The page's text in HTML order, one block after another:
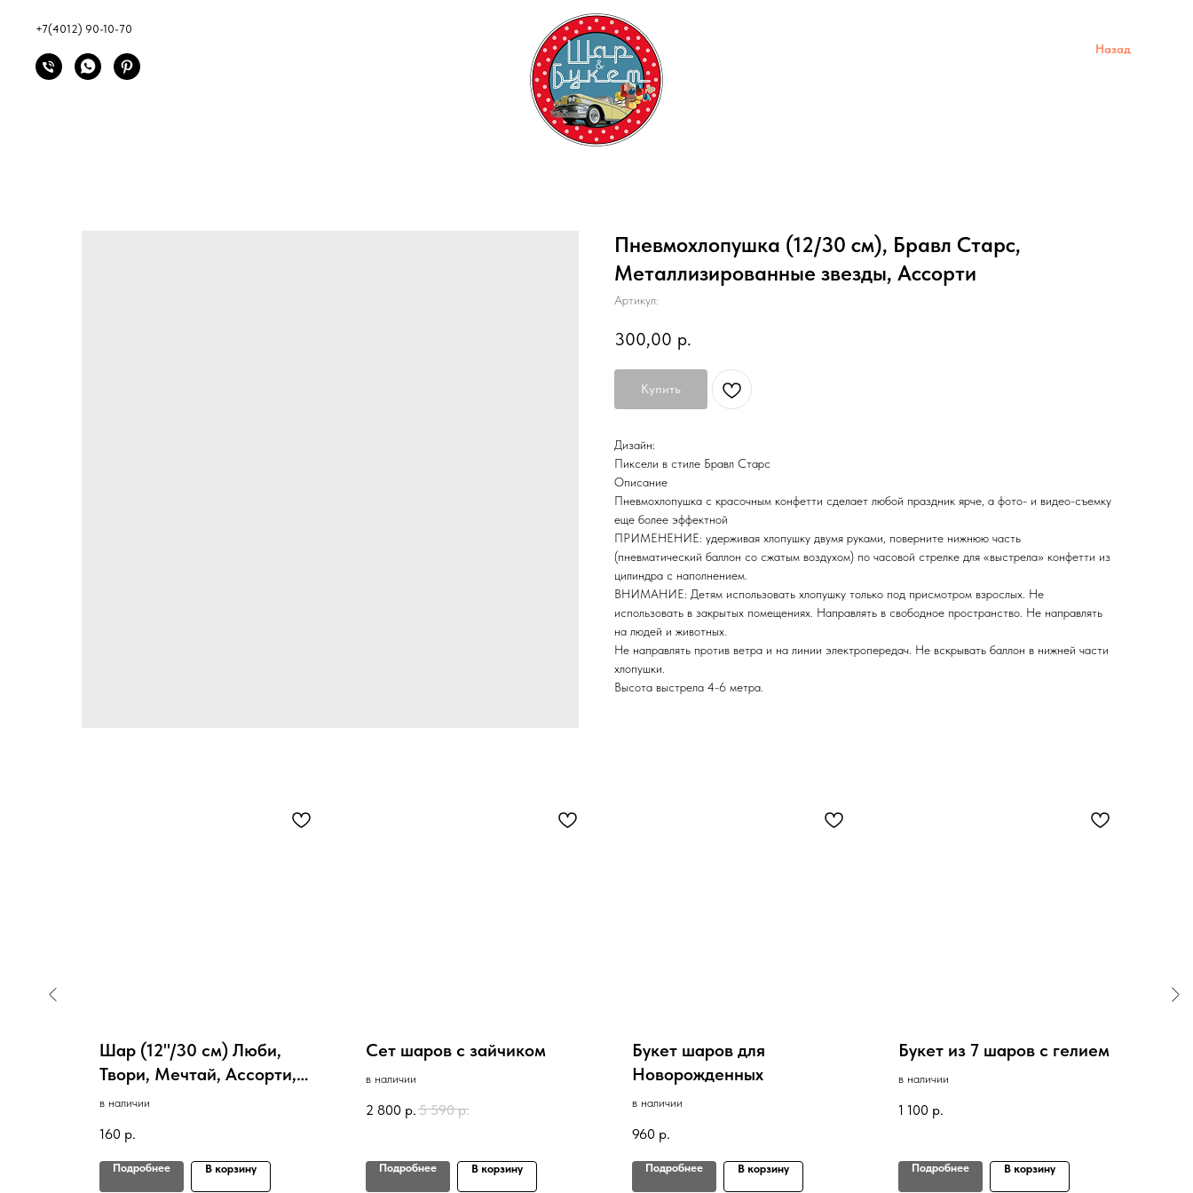
+7(4012) 90-10-70
Назад
Пневмохлопушка (12/30 см), Бравл Старс,
Металлизированные звезды, Ассорти
Артикул:
300,00 р.
Купить
Дизайн:
Пиксели в стиле Бравл Старс
Описание
Пневмохлопушка с красочным конфетти сделает любой праздник ярче, а фото- и видео-съемку
еще более эффектной
ПРИМЕНЕНИЕ: удерживая хлопушку двумя руками, поверните нижнюю часть
(пневматический баллон со сжатым воздухом) по часовой стрелке для «выстрела» конфетти из
цилиндра с наполнением.
ВНИМАНИЕ: Детям использовать хлопушку только под присмотром взрослых. Не
использовать в закрытых помещениях. Направлять в свободное пространство. Не направлять
на людей и животных.
Не направлять против ветра и на линии электропередач. Не вскрывать баллон в нижней части
хлопушки.
Высота выстрела 4-6 метра.
Шар (12''/30 см) Люби,
Твори, Мечтай, Ассорти,
пастель
в наличии
160 р.
Подробнее В корзину
Сет шаров с зайчиком
в наличии
2 800 р. 5 590 р.
Подробнее В корзину
Букет шаров для
Новорожденных
в наличии
960 р.
Подробнее В корзину
Букет из 7 шаров с гелием
в наличии
1 100 р.
Подробнее В корзину